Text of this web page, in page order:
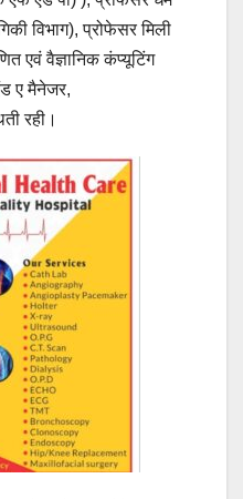
विभाग), प्रोफेसर मिली
एवं वैज्ञानिक कंप्यूटिंग
ए मैनेजर,
रही।